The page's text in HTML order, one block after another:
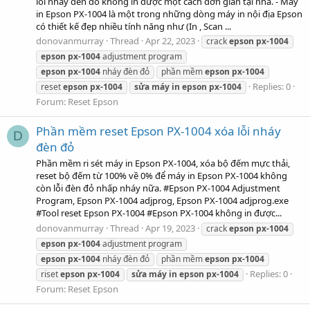
in Epson PX-1004 là một trong những dòng máy in nội địa Epson
có thiết kế đẹp nhiều tính năng như (In , Scan ...
donovanmurray Thread Apr 22, 2023 crackepson px-1004
epson px-1004adjustment program
epson px-1004 nháy đèn đỏ phần mềmepson px-1004
resetepson px-1004 sửa máy in epson px-1004
Replies: 0
Forum: Reset Epson
D
Phần mềm reset Epson PX-1004 xóa lỗi nháy
đèn đỏ
Phần mềm ri sét máy in Epson PX-1004, xóa bộ đếm mực thải,
reset bộ đếm từ 100% về 0% để máy in Epson PX-1004 không
còn lỗi đèn đỏ nhấp nháy nữa. #Epson PX-1004 Adjustment
Program, Epson PX-1004 adjprog, Epson PX-1004 adjprog.exe
#Tool reset Epson PX-1004 #Epson PX-1004 không in được...
donovanmurray Thread Apr 19, 2023 crackepson px-1004
epson px-1004adjustment program
epson px-1004 nháy đèn đỏ phần mềmepson px-1004
risetepson px-1004 sửa máy in epson px-1004
Replies: 0
Forum: Reset Epson